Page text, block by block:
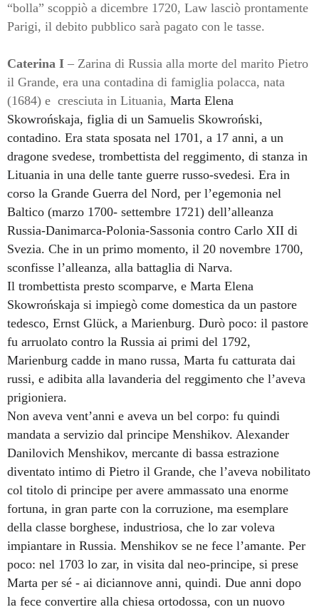
“bolla” scoppiò a dicembre 1720, Law lasciò prontamente
Parigi, il debito pubblico sarà pagato con le tasse.
Caterina I – Zarina di Russia alla morte del marito Pietro
il Grande, era una contadina di famiglia polacca, nata
(1684) e cresciuta in Lituania, Marta Elena
Skowrońskaja, figlia di un Samuelis Skowroński,
contadino. Era stata sposata nel 1701, a 17 anni, a un
dragone svedese, trombettista del reggimento, di stanza in
Lituania in una delle tante guerre russo-svedesi. Era in
corso la Grande Guerra del Nord, per l’egemonia nel
Baltico (marzo 1700- settembre 1721) dell’alleanza
Russia-Danimarca-Polonia-Sassonia contro Carlo XII di
Svezia. Che in un primo momento, il 20 novembre 1700,
sconfisse l’alleanza, alla battaglia di Narva.
Il trombettista presto scomparve, e Marta Elena
Skowrońskaja si impiegò come domestica da un pastore
tedesco, Ernst Glück, a Marienburg. Durò poco: il pastore
fu arruolato contro la Russia ai primi del 1792,
Marienburg cadde in mano russa, Marta fu catturata dai
russi, e adibita alla lavanderia del reggimento che l’aveva
prigioniera.
Non aveva vent’anni e aveva un bel corpo: fu quindi
mandata a servizio dal principe Menshikov. Alexander
Danilovich Menshikov, mercante di bassa estrazione
diventato intimo di Pietro il Grande, che l’aveva nobilitato
col titolo di principe per avere ammassato una enorme
fortuna, in gran parte con la corruzione, ma esemplare
della classe borghese, industriosa, che lo zar voleva
impiantare in Russia. Menshikov se ne fece l’amante. Per
poco: nel 1703 lo zar, in visita dal neo-principe, si prese
Marta per sé - ai diciannove anni, quindi. Due anni dopo
la fece convertire alla chiesa ortodossa, con un nuovo